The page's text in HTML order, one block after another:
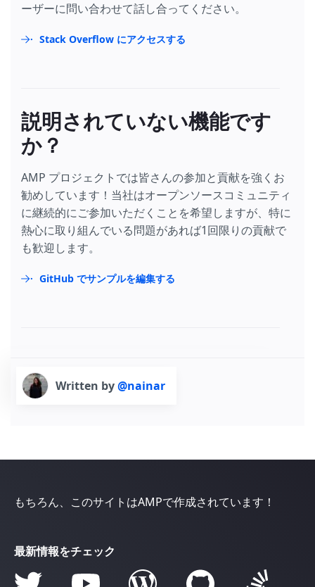
ーザーに問い合わせて話し合ってください。
Stack Overflow にアクセスする
説明されていない機能です
か？
AMP プロジェクトでは皆さんの参加と貢献を強くお
勧めしています！当社はオープンソースコミュニティ
に継続的にご参加いただくことを希望しますが、特に
熱心に取り組んでいる問題があれば1回限りの貢献で
も歓迎します。
GitHub でサンプルを編集する
Written by@nainar
もちろん、このサイトはAMPで作成されています！
最新情報をチェック